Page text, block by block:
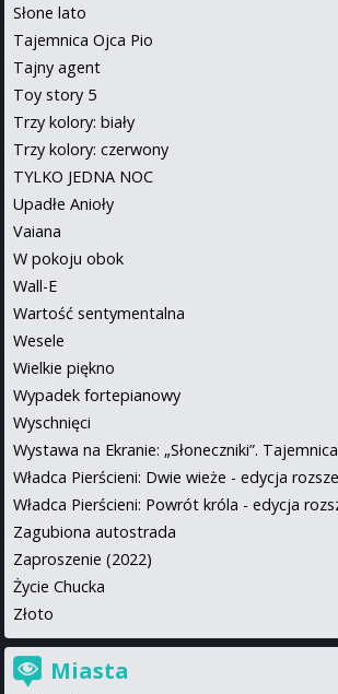
Słone lato
Tajemnica Ojca Pio
Tajny agent
Toy story 5
Trzy kolory: biały
Trzy kolory: czerwony
TYLKO JEDNA NOC
Upadłe Anioły
Vaiana
W pokoju obok
Wall-E
Wartość sentymentalna
Wesele
Wielkie piękno
Wypadek fortepianowy
Wyschnięci
Wystawa na Ekranie: „Słoneczniki”.
Władca Pierścieni: Dwie wieże - edycja
Władca Pierścieni: Powrót króla - edycja
Zagubiona autostrada
Zaproszenie (2022)
Życie Chucka
Złoto
Miasta